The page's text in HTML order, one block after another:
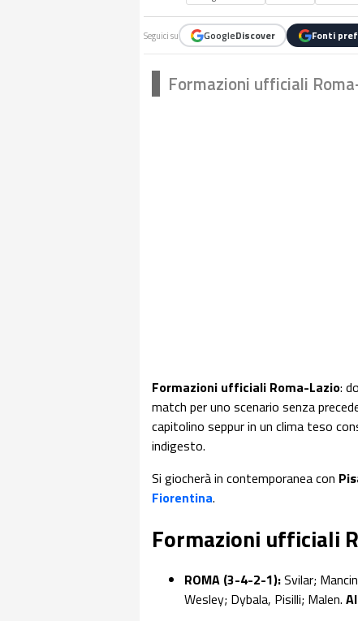
Seguici su GoogleDiscover Fonti
Formazioni ufficiali
Formazioni ufficiali Roma-Lazio:
match per uno scenario senza
capitolino seppur in un clima teso
indigesto.
Si giocherà in contemporanea con
Fiorentina.
Formazioni ufficiali
ROMA (3-4-2-1):Svilar;
Wesley; Dybala, Pisilli; Malen.